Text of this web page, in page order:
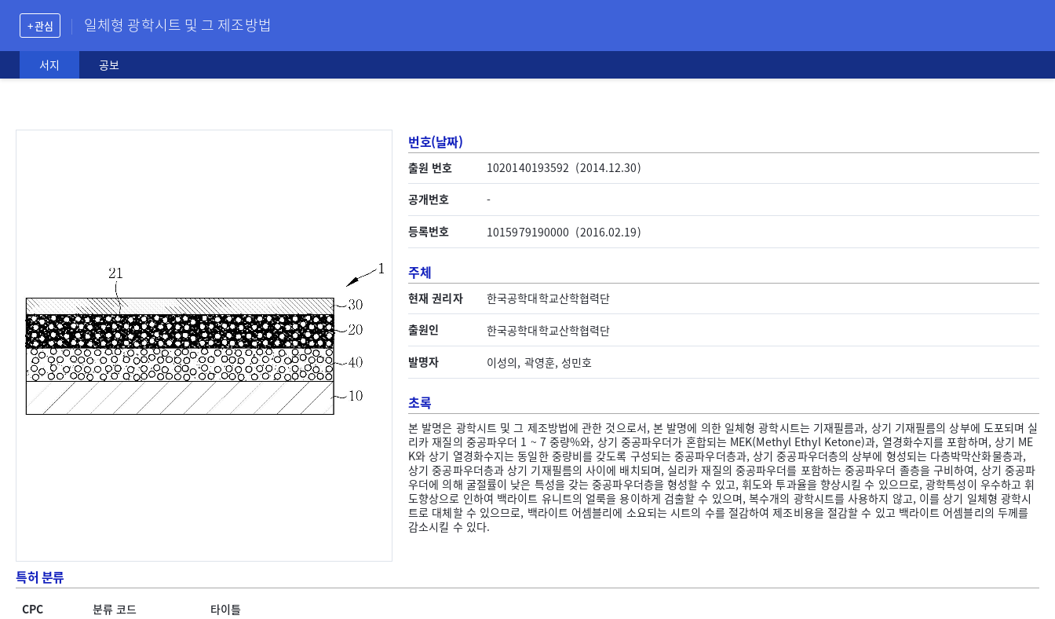
+ 관심 일체형 광학시트 및 그 제조방법
서지 공보
번호(날짜)
출원 번호 1020140193592 (2014.12.30)
공개번호
-
등록번호
1015979190000 (2016.02.19)
주체
현재 권리자
한국공학대학교산학협력단
출원인
한국공학대학교산학협력단
발명자
이성의, 곽영훈, 성민호
초록
본 발명은 광학시트 및 그 제조방법에 관한 것으로서, 본 발명에 의한 일체형 광학시트는 기재필름과, 상기 기재필름의 상부에 도포되며 실
리카 재질의 중공파우더 1 ~ 7 중량%와, 상기 중공파우더가 혼합되는 MEK(Methyl Ethyl Ketone)과, 열경화수지를 포함하며, 상기 ME
K와 상기 열경화수지는 동일한 중량비를 갖도록 구성되는 중공파우더층과, 상기 중공파우더층의 상부에 형성되는 다층박막산화물층과,
상기 중공파우더층과 상기 기재필름의 사이에 배치되며, 실리카 재질의 중공파우더를 포함하는 중공파우더 졸층을 구비하여, 상기 중공파
우더에 의해 굴절률이 낮은 특성을 갖는 중공파우더층을 형성할 수 있고, 휘도와 투과율을 향상시킬 수 있으므로, 광학특성이 우수하고 휘
도향상으로 인하여 백라이트 유니트의 얼룩을 용이하게 검출할 수 있으며, 복수개의 광학시트를 사용하지 않고, 이를 상기 일체형 광학시
트로 대체할 수 있으므로, 백라이트 어셈블리에 소요되는 시트의 수를 절감하여 제조비용을 절감할 수 있고 백라이트 어셈블리의 두께를
감소시킬 수 있다.
특허 분류
CPC 분류 코드
타이틀